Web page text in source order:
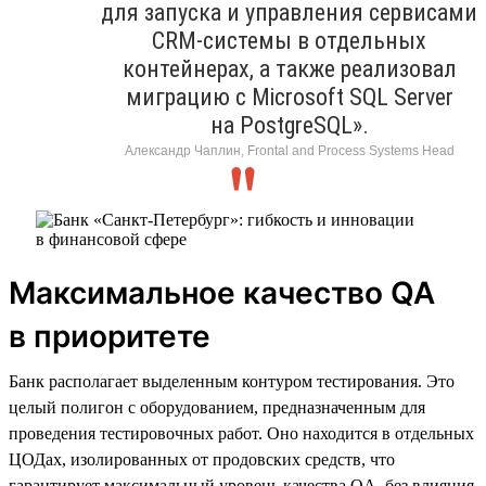
для запуска и управления сервисами
CRM-системы в отдельных
контейнерах, а также реализовал
миграцию с Microsoft SQL Server
на PostgreSQL».
Александр Чаплин, Frontal and Process Systems Head
Максимальное качество QA
в приоритете
Банк располагает выделенным контуром тестирования. Это
целый полигон с оборудованием, предназначенным для
проведения тестировочных работ. Оно находится в отдельных
ЦОДах, изолированных от продовских средств, что